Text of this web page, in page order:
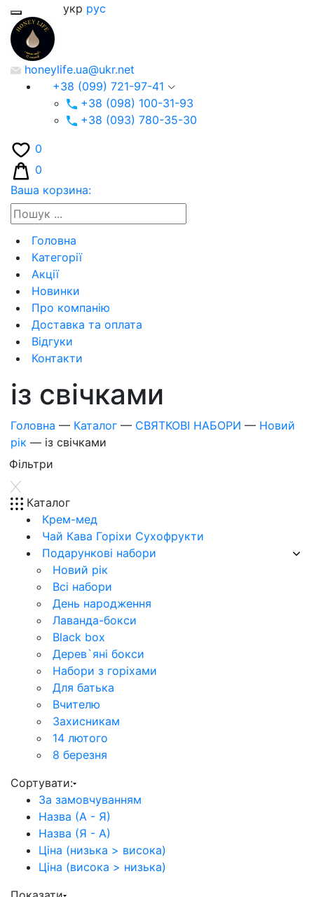
укр рус
honeylife.ua@ukr.net
+38 (099) 721-97-41
+38 (098) 100-31-93
+38 (093) 780-35-30
0
0
Ваша корзина:
Головна
Категорії
Акції
Новинки
Про компанію
Доставка та оплата
Відгуки
Контакти
із свічками
Головна — Каталог — СВЯТКОВІ НАБОРИ — Новий
рік — із свічками
Фiльтри
Каталог
Крем-мед
Чай Кава Горіхи Сухофрукти
Подарункові набори
Новий рік
Всі набори
День народження
Лаванда-бокси
Black box
Дерев`‎яні бокси
Набори з горіхами
Для батька
Вчителю
Захисникам
14 лютого
8 березня
Сортувати:
За замовчуванням
Назва (А - Я)
Назва (Я - А)
Ціна (низька > висока)
Ціна (висока > низька)